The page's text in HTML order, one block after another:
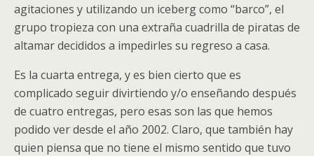
agitaciones y utilizando un iceberg como “barco”, el
grupo tropieza con una extraña cuadrilla de piratas de
altamar decididos a impedirles su regreso a casa.
Es la cuarta entrega, y es bien cierto que es
complicado seguir divirtiendo y/o enseñando después
de cuatro entregas, pero esas son las que hemos
podido ver desde el año 2002. Claro, que también hay
quien piensa que no tiene el mismo sentido que tuvo